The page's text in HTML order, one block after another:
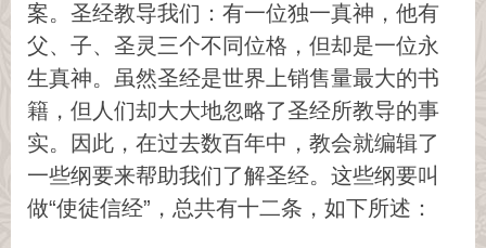
案。圣经教导我们：有一位独一真神，他有
父、子、圣灵三个不同位格，但却是一位永
生真神。虽然圣经是世界上销售量最大的书
籍，但人们却大大地忽略了圣经所教导的事
实。因此，在过去数百年中，教会就编辑了
一些纲要来帮助我们了解圣经。这些纲要叫
做“使徒信经”，总共有十二条，如下所述：